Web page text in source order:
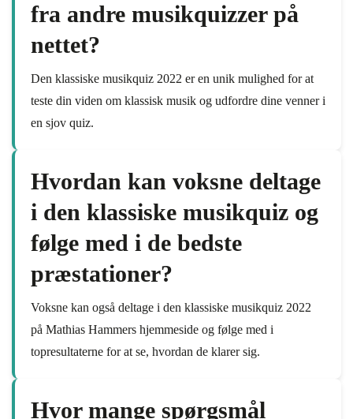
fra andre musikquizzer på
nettet?
Den klassiske musikquiz 2022 er en unik mulighed for at
teste din viden om klassisk musik og udfordre dine venner i
en sjov quiz.
Hvordan kan voksne deltage
i den klassiske musikquiz og
følge med i de bedste
præstationer?
Voksne kan også deltage i den klassiske musikquiz 2022
på Mathias Hammers hjemmeside og følge med i
topresultaterne for at se, hvordan de klarer sig.
Hvor mange spørgsmål